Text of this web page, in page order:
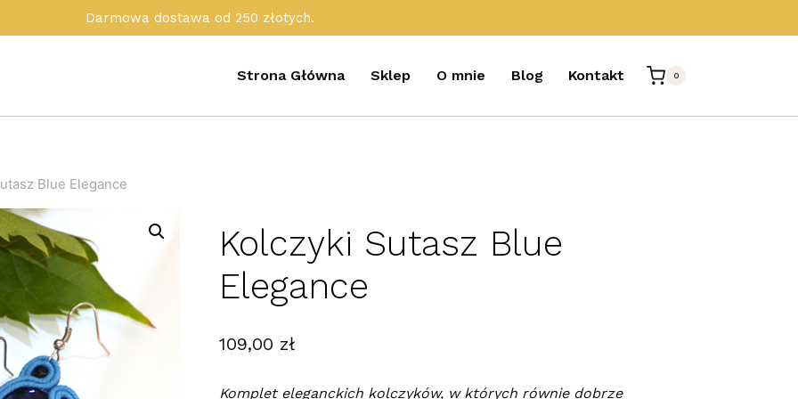
Darmowa dostawa od 250 złotych.
Strona Główna Sklep O mnie Blog Kontakt 0
Blue Elegance
Kolczyki Sutasz Blue
Elegance
109,00 zł
Komplet eleganckich kolczyków, w których równie dobrze